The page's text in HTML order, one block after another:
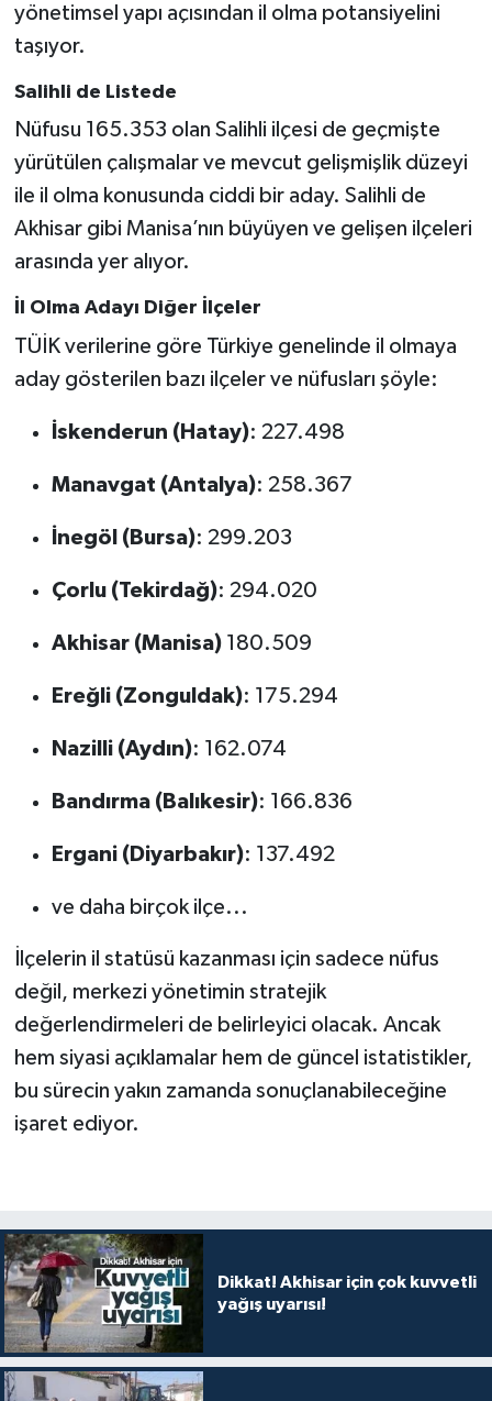
yönetimsel yapı açısından il olma potansiyelini
taşıyor.
Salihli de Listede
Nüfusu 165.353 olan Salihli ilçesi de geçmişte
yürütülen çalışmalar ve mevcut gelişmişlik düzeyi
ile il olma konusunda ciddi bir aday. Salihli de
Akhisar gibi Manisa’nın büyüyen ve gelişen ilçeleri
arasında yer alıyor.
İl Olma Adayı Diğer İlçeler
TÜİK verilerine göre Türkiye genelinde il olmaya
aday gösterilen bazı ilçeler ve nüfusları şöyle:
İskenderun (Hatay): 227.498
Manavgat (Antalya): 258.367
İnegöl (Bursa): 299.203
Çorlu (Tekirdağ): 294.020
Akhisar (Manisa) 180.509
Ereğli (Zonguldak): 175.294
Nazilli (Aydın): 162.074
Bandırma (Balıkesir): 166.836
Ergani (Diyarbakır): 137.492
ve daha birçok ilçe...
İlçelerin il statüsü kazanması için sadece nüfus
değil, merkezi yönetimin stratejik
değerlendirmeleri de belirleyici olacak. Ancak
hem siyasi açıklamalar hem de güncel istatistikler,
bu sürecin yakın zamanda sonuçlanabileceğine
işaret ediyor.
Dikkat! Akhisar için çok kuvvetli
yağış uyarısı!